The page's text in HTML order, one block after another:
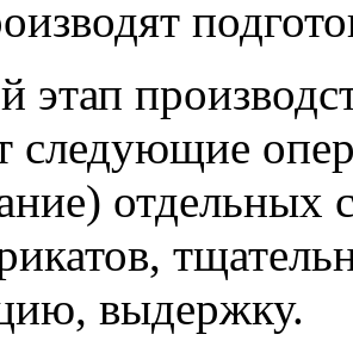
этап
следующие
отдельных
выдержку.